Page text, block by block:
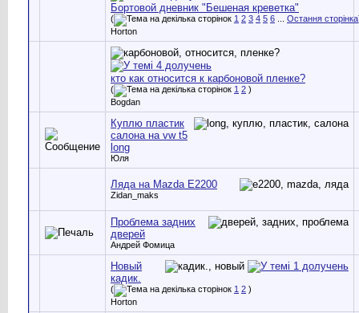
Бортовой дневник "Бешеная креветка"
( 1 2 3 4 5 6 Остання сторінка
Horton
кто как относится к карбоновой пленке?
( 1 2 )
Bogdan
Куплю пластик
салона на vw t5
long
Юля
Ляда на Mazda E2200
Zidan_maks
Проблема задних
дверей
Андрей Фомица
Новый
кадик.
( 1 2 )
Horton